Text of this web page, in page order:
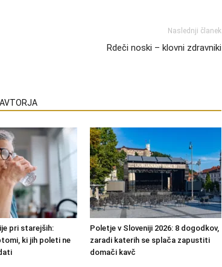
Naslednji članek
Rdeči noski – klovni zdravniki
pri starejših:
ki jih poleti ne
Poletje v Sloveniji 2026: 8 dogodkov,
zaradi katerih se splača zapustiti
domači kavč